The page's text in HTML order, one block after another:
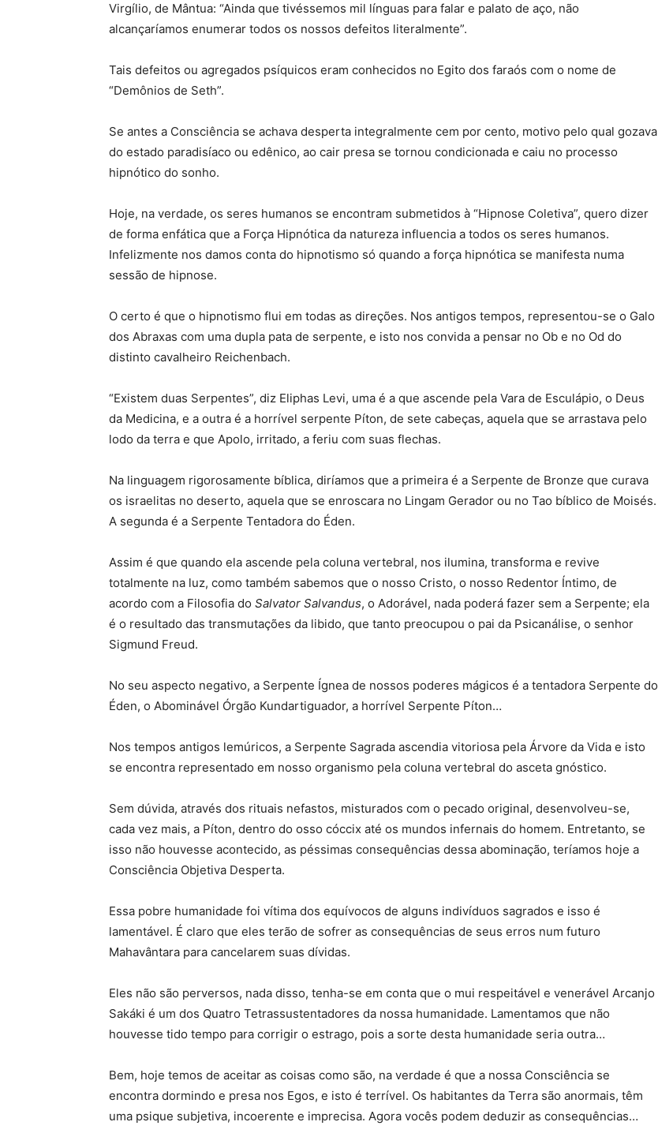
Virgílio, de Mântua: “Ainda que tivéssemos mil línguas para falar e palato de aço, não
alcançaríamos enumerar todos os nossos defeitos literalmente”.
Tais defeitos ou agregados psíquicos eram conhecidos no Egito dos faraós com o nome de
“Demônios de Seth”.
Se antes a Consciência se achava desperta integralmente cem por cento, motivo pelo qual gozava
do estado paradisíaco ou edênico, ao cair presa se tornou condicionada e caiu no processo
hipnótico do sonho.
Hoje, na verdade, os seres humanos se encontram submetidos à “Hipnose Coletiva”, quero dizer
de forma enfática que a Força Hipnótica da natureza influencia a todos os seres humanos.
Infelizmente nos damos conta do hipnotismo só quando a força hipnótica se manifesta numa
sessão de hipnose.
O certo é que o hipnotismo flui em todas as direções. Nos antigos tempos, representou-se o Galo
dos Abraxas com uma dupla pata de serpente, e isto nos convida a pensar no Ob e no Od do
distinto cavalheiro Reichenbach.
“Existem duas Serpentes”, diz Eliphas Levi, uma é a que ascende pela Vara de Esculápio, o Deus
da Medicina, e a outra é a horrível serpente Píton, de sete cabeças, aquela que se arrastava pelo
lodo da terra e que Apolo, irritado, a feriu com suas flechas.
Na linguagem rigorosamente bíblica, diríamos que a primeira é a Serpente de Bronze que curava
os israelitas no deserto, aquela que se enroscara no Lingam Gerador ou no Tao bíblico de Moisés.
A segunda é a Serpente Tentadora do Éden.
Assim é que quando ela ascende pela coluna vertebral, nos ilumina, transforma e revive
totalmente na luz, como também sabemos que o nosso Cristo, o nosso Redentor Íntimo, de
acordo com a Filosofia do Salvator Salvandus, o Adorável, nada poderá fazer sem a Serpente; ela
é o resultado das transmutações da libido, que tanto preocupou o pai da Psicanálise, o senhor
Sigmund Freud.
No seu aspecto negativo, a Serpente Ígnea de nossos poderes mágicos é a tentadora Serpente do
Éden, o Abominável Órgão Kundartiguador, a horrível Serpente Píton…
Nos tempos antigos lemúricos, a Serpente Sagrada ascendia vitoriosa pela Árvore da Vida e isto
se encontra representado em nosso organismo pela coluna vertebral do asceta gnóstico.
Sem dúvida, através dos rituais nefastos, misturados com o pecado original, desenvolveu-se,
cada vez mais, a Píton, dentro do osso cóccix até os mundos infernais do homem. Entretanto, se
isso não houvesse acontecido, as péssimas consequências dessa abominação, teríamos hoje a
Consciência Objetiva Desperta.
Essa pobre humanidade foi vítima dos equívocos de alguns indivíduos sagrados e isso é
lamentável. É claro que eles terão de sofrer as consequências de seus erros num futuro
Mahavântara para cancelarem suas dívidas.
Eles não são perversos, nada disso, tenha-se em conta que o mui respeitável e venerável Arcanjo
Sakáki é um dos Quatro Tetrassustentadores da nossa humanidade. Lamentamos que não
houvesse tido tempo para corrigir o estrago, pois a sorte desta humanidade seria outra…
Bem, hoje temos de aceitar as coisas como são, na verdade é que a nossa Consciência se
encontra dormindo e presa nos Egos, e isto é terrível. Os habitantes da Terra são anormais, têm
uma psique subjetiva, incoerente e imprecisa. Agora vocês podem deduzir as consequências…